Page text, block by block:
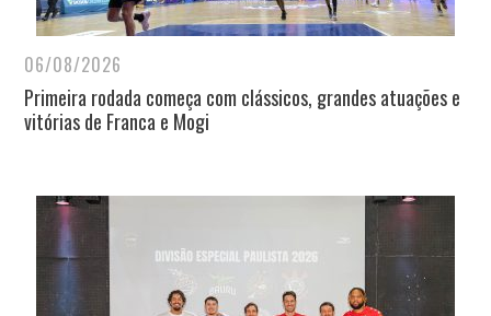
06/08/2026
Primeira rodada começa com clássicos, grandes atuações e
vitórias de Franca e Mogi